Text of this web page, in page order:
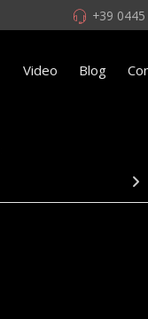
+39
Video Blog